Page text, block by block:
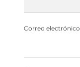
Correo electrónico